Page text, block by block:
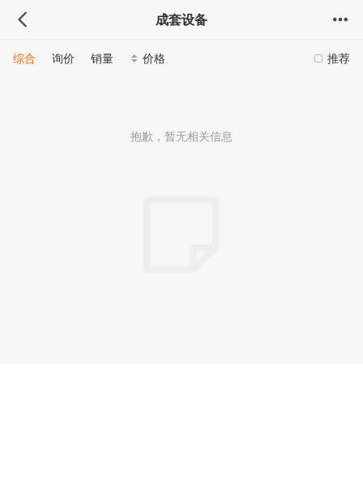
成套设备
推荐
综合 询价 销量 价格
抱歉，暂无相关信息